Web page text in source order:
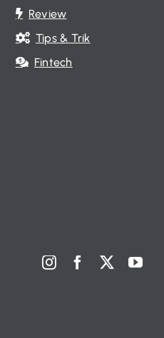
Review
Tips & Trik
Fintech